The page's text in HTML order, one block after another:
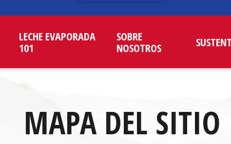
LECHE EVAPORADA
101
SOBRE
NOSOTROS
MAPA DEL SITIO